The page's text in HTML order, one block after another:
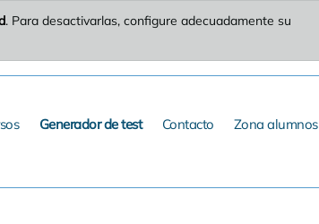
. Para desactivarlas, configure adecuadamente su
Generador de test Contacto Zona alumnos